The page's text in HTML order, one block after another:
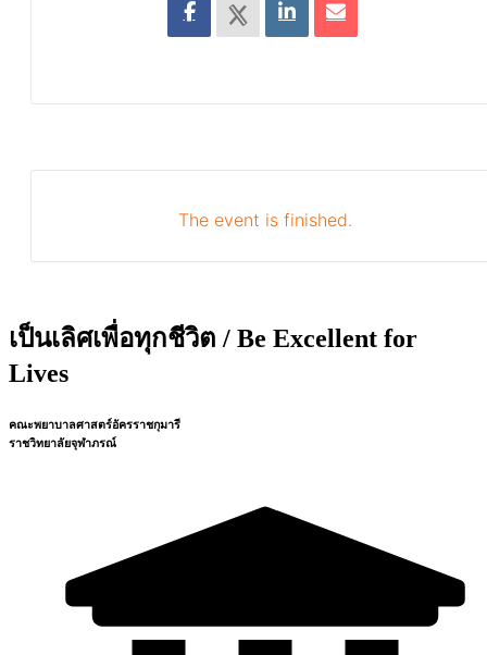
The event is finished.
เป็นเลิศเพื่อทุกชีวิต / Be Excellent for
Lives
คณะพยาบาลศาสตร์อัครราชกุมารี
ราชวิทยาลัยจุฬาภรณ์